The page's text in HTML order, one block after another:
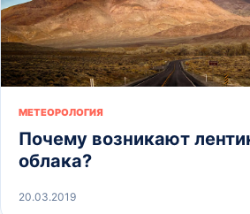
МЕТЕОРОЛОГИЯ
Почему возникают
облака?
20.03.2019